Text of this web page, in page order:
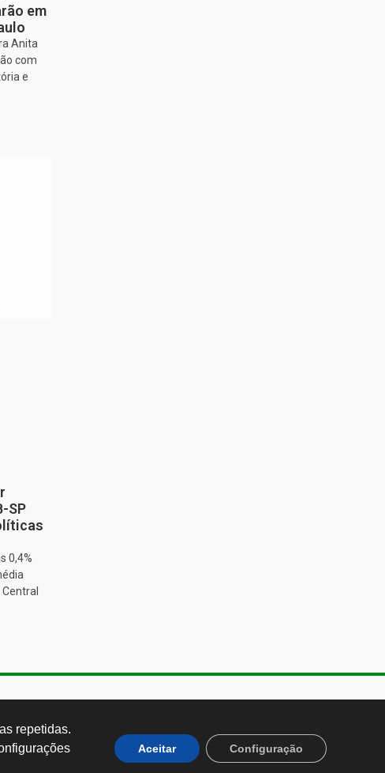
em
Anita
com
e
SP
0,4%
- Brasil CEP: 01251-001
repetidas.
Aceitar Configuração